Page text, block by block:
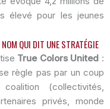
élevé pour les jeunes
QUI DIT UNE STRATÉGIE
True Colors United :
règle pas par un coup
(collectivités,
privés, monde